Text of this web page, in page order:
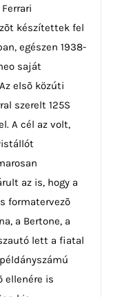
készítettek fel
egészen 1938-
saját
elsõ közúti
szerelt 125S
A cél az volt,
az is, hogy a
formatervezõ
a Bertone, a
lett a fiatal
ellenére is